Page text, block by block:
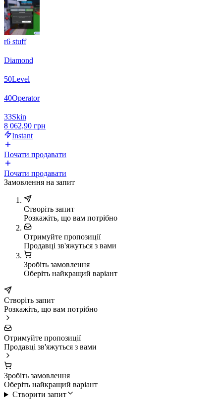
r6 stuff
Diamond
50Level
40Operator
33Skin
8 062,90 грн
Instant
Почати продавати
Почати продавати
Замовлення на запит
Створіть запит
Розкажіть, що вам потрібно
Отримуйте пропозиції
Продавці зв'яжуться з вами
Зробіть замовлення
Оберіть найкращий варіант
Створіть запит
Розкажіть, що вам потрібно
Отримуйте пропозиції
Продавці зв'яжуться з вами
Зробіть замовлення
Оберіть найкращий варіант
Створити запит